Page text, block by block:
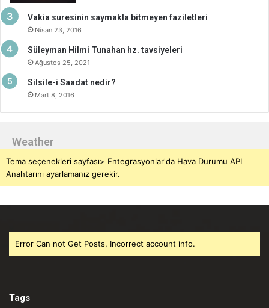
Vakia suresinin saymakla bitmeyen faziletleri
Nisan 23, 2016
Süleyman Hilmi Tunahan hz. tavsiyeleri
Ağustos 25, 2021
Silsile-i Saadat nedir?
Mart 8, 2016
Weather
Tema seçenekleri sayfası> Entegrasyonlar'da Hava Durumu API
Anahtarını ayarlamanız gerekir.
Error Can not Get Posts, Incorrect account info.
Tags